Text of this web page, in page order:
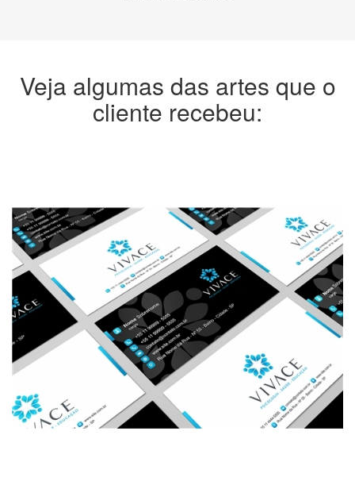
Veja algumas das artes que o
cliente recebeu: